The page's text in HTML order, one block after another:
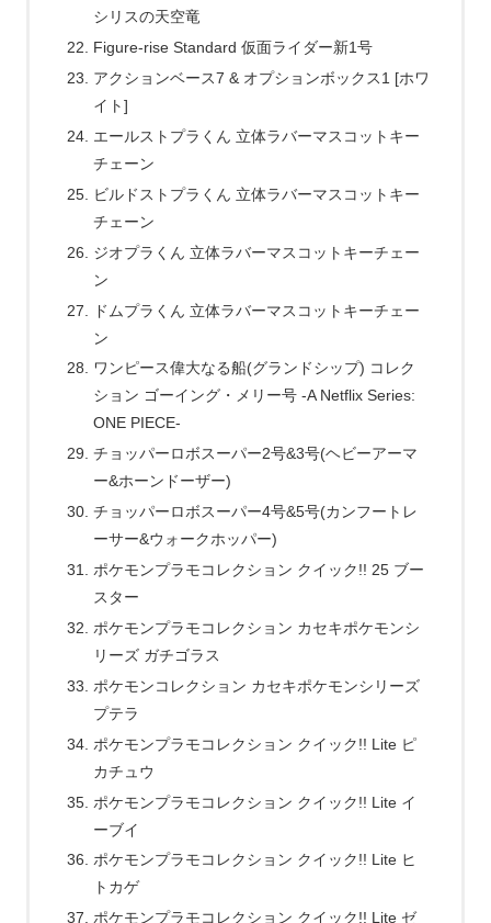
シリスの天空竜
Figure-rise Standard 仮面ライダー新1号
アクションベース7 & オプションボックス1 [ホワ
イト]
エールストプラくん 立体ラバーマスコットキー
チェーン
ビルドストプラくん 立体ラバーマスコットキー
チェーン
ジオプラくん 立体ラバーマスコットキーチェー
ン
ドムプラくん 立体ラバーマスコットキーチェー
ン
ワンピース偉大なる船(グランドシップ) コレク
ション ゴーイング・メリー号 -A Netflix Series:
ONE PIECE-
チョッパーロボスーパー2号&3号(ヘビーアーマ
ー&ホーンドーザー)
チョッパーロボスーパー4号&5号(カンフートレ
ーサー&ウォークホッパー)
ポケモンプラモコレクション クイック!! 25 ブー
スター
ポケモンプラモコレクション カセキポケモンシ
リーズ ガチゴラス
ポケモンコレクション カセキポケモンシリーズ
プテラ
ポケモンプラモコレクション クイック!! Lite ピ
カチュウ
ポケモンプラモコレクション クイック!! Lite イ
ーブイ
ポケモンプラモコレクション クイック!! Lite ヒ
トカゲ
ポケモンプラモコレクション クイック!! Lite ゼ